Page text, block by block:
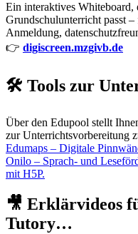
Ein interaktives Whiteboard,
Grundschulunterricht passt
Anmeldung,
👉 digiscreen.mzgivb.de
🛠️ Tools zur
Über den Edupool stellt
zur Unterrichtsvorbereitung
Edumaps – Digitale
Onilo – Sprach- und
mit H5P.
🎥 Erklärvideos
Tutory…